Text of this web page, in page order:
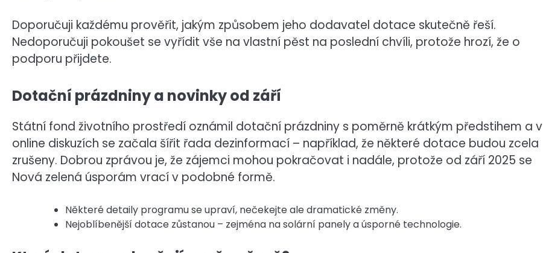
Doporučuji každému prověřit, jakým způsobem jeho dodavatel dotace skutečně řeší.
Nedoporučuji pokoušet se vyřídit vše na vlastní pěst na poslední chvíli, protože hrozí, že o
podporu přijdete.
Dotační prázdniny a novinky od září
Státní fond životního prostředí oznámil dotační prázdniny s poměrně krátkým předstihem a v
online diskuzích se začala šířit řada dezinformací – například, že některé dotace budou zcela
zrušeny. Dobrou zprávou je, že zájemci mohou pokračovat i nadále, protože od září 2025 se
Nová zelená úsporám vrací v podobné formě.
Některé detaily programu se upraví, nečekejte ale dramatické změny.
Nejoblíbenější dotace zůstanou – zejména na solární panely a úsporné technologie.